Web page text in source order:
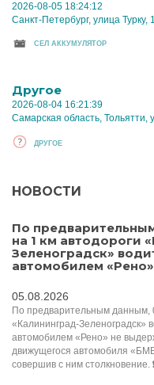
2026-08-05 18:24:12
Санкт-Петербург, улица Турку,
CЕЛ АККУМУЛЯТОР
Другое
2026-08-04 16:21:39
Самарская область, Тольятти,
ДРУГОЕ
НОВОСТИ
По
на 1 км автодороги
Зеленоградск»
автомобилем «Рено»
05.08.2026
По предварительным данным,
«Калининград-Зеленоградск»
автомобилем «Рено» не
движущегося автомобиля
совершив с ним столкновение.